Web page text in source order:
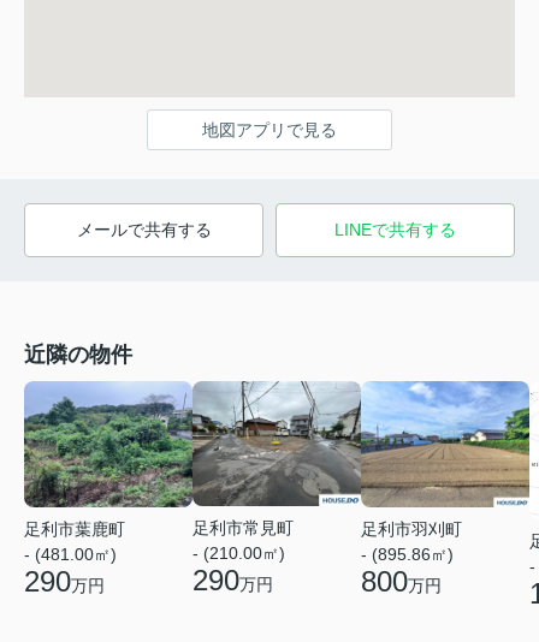
地図アプリで見る
メールで共有する LINEで共有する
近隣の物件
足利市葉鹿町
- (481.00㎡)
290万円
足利市常見町
- (210.00㎡)
290万円
足利市羽刈町
- (895.86㎡)
800万円
-